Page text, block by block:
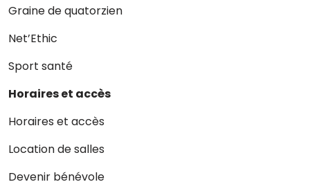
Graine de quatorzien
Net’Ethic
Sport santé
Horaires et accès
Horaires et accès
Location de salles
Devenir bénévole